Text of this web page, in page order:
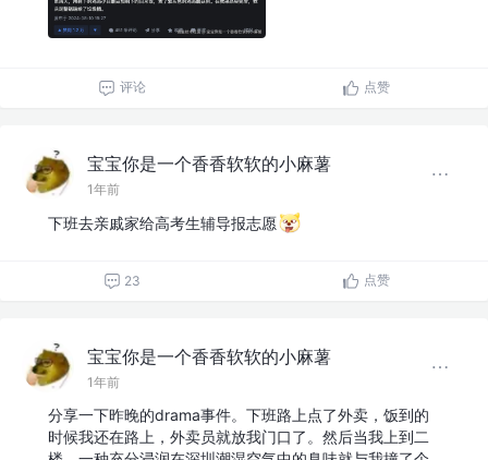
评论 点赞
宝宝你是一个香香软软的小麻薯
1年前
下班去亲戚家给高考生辅导报志愿
23 点赞
宝宝你是一个香香软软的小麻薯
1年前
分享一下昨晚的drama事件。下班路上点了外卖，饭到的
时候我还在路上，外卖员就放我门口了。然后当我上到二